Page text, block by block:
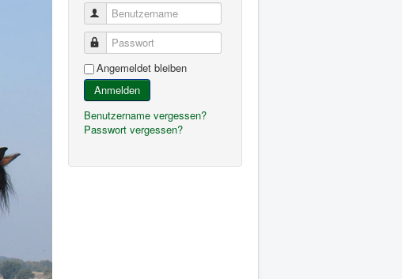
Benutzername
Passwort
Angemeldet bleiben
Anmelden
Benutzername vergessen?
Passwort vergessen?